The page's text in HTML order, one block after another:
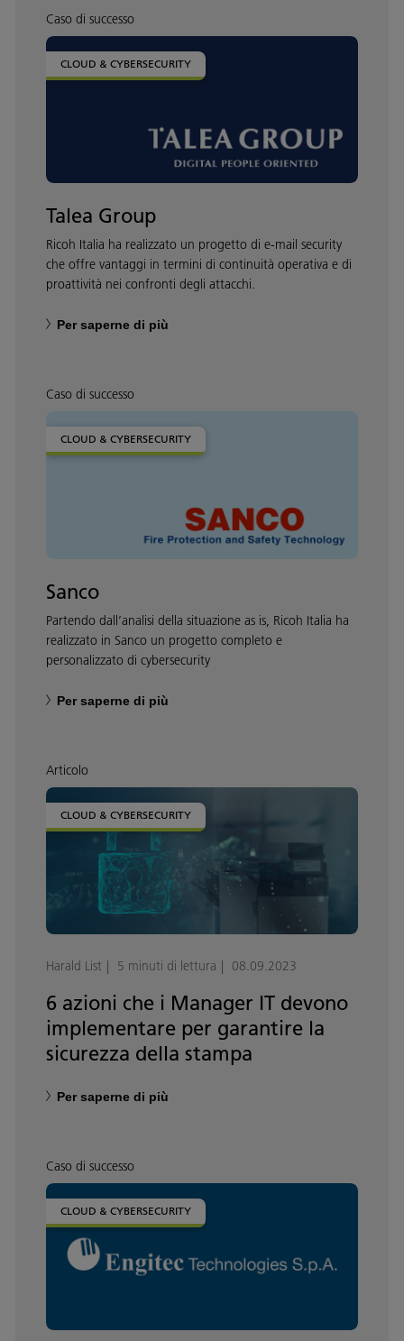
Caso di successo
CLOUD & CYBERSECURITY
Talea Group
Ricoh Italia ha realizzato un progetto di e-mail security
che offre vantaggi in termini di continuità operativa e di
proattività nei confronti degli attacchi.
Per saperne di più
Caso di successo
CLOUD & CYBERSECURITY
Sanco
Partendo dall’analisi della situazione as is, Ricoh Italia ha
realizzato in Sanco un progetto completo e
personalizzato di cybersecurity
Per saperne di più
Articolo
CLOUD & CYBERSECURITY
Harald List 5 minuti di lettura 08.09.2023
6 azioni che i Manager IT devono
implementare per garantire la
sicurezza della stampa
Per saperne di più
Caso di successo
CLOUD & CYBERSECURITY